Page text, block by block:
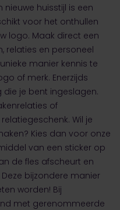
huisstijl is een
voor het onthullen
logo. Maak direct een
relaties en personeel
manier kennis te
of merk. Enerzijds
je bent ingeslagen.
of
Wil je
Kies dan voor onze
van een sticker op
de fles afscheurt en
bijzondere manier
worden! Bij
met gerenommeerde